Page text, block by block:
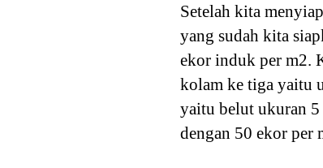
Setelah kita
yang sudah kita
ekor induk per m2.
kolam ke tiga yaitu
yaitu belut ukuran
dengan 50 ekor per